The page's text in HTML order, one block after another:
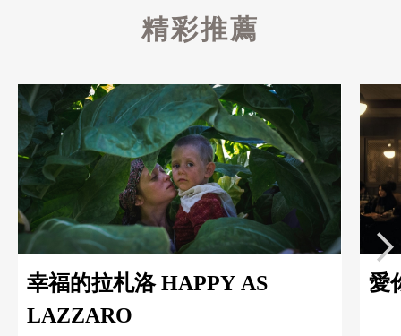
精彩推薦
幸福的拉札洛 HAPPY AS
LAZZARO
愛